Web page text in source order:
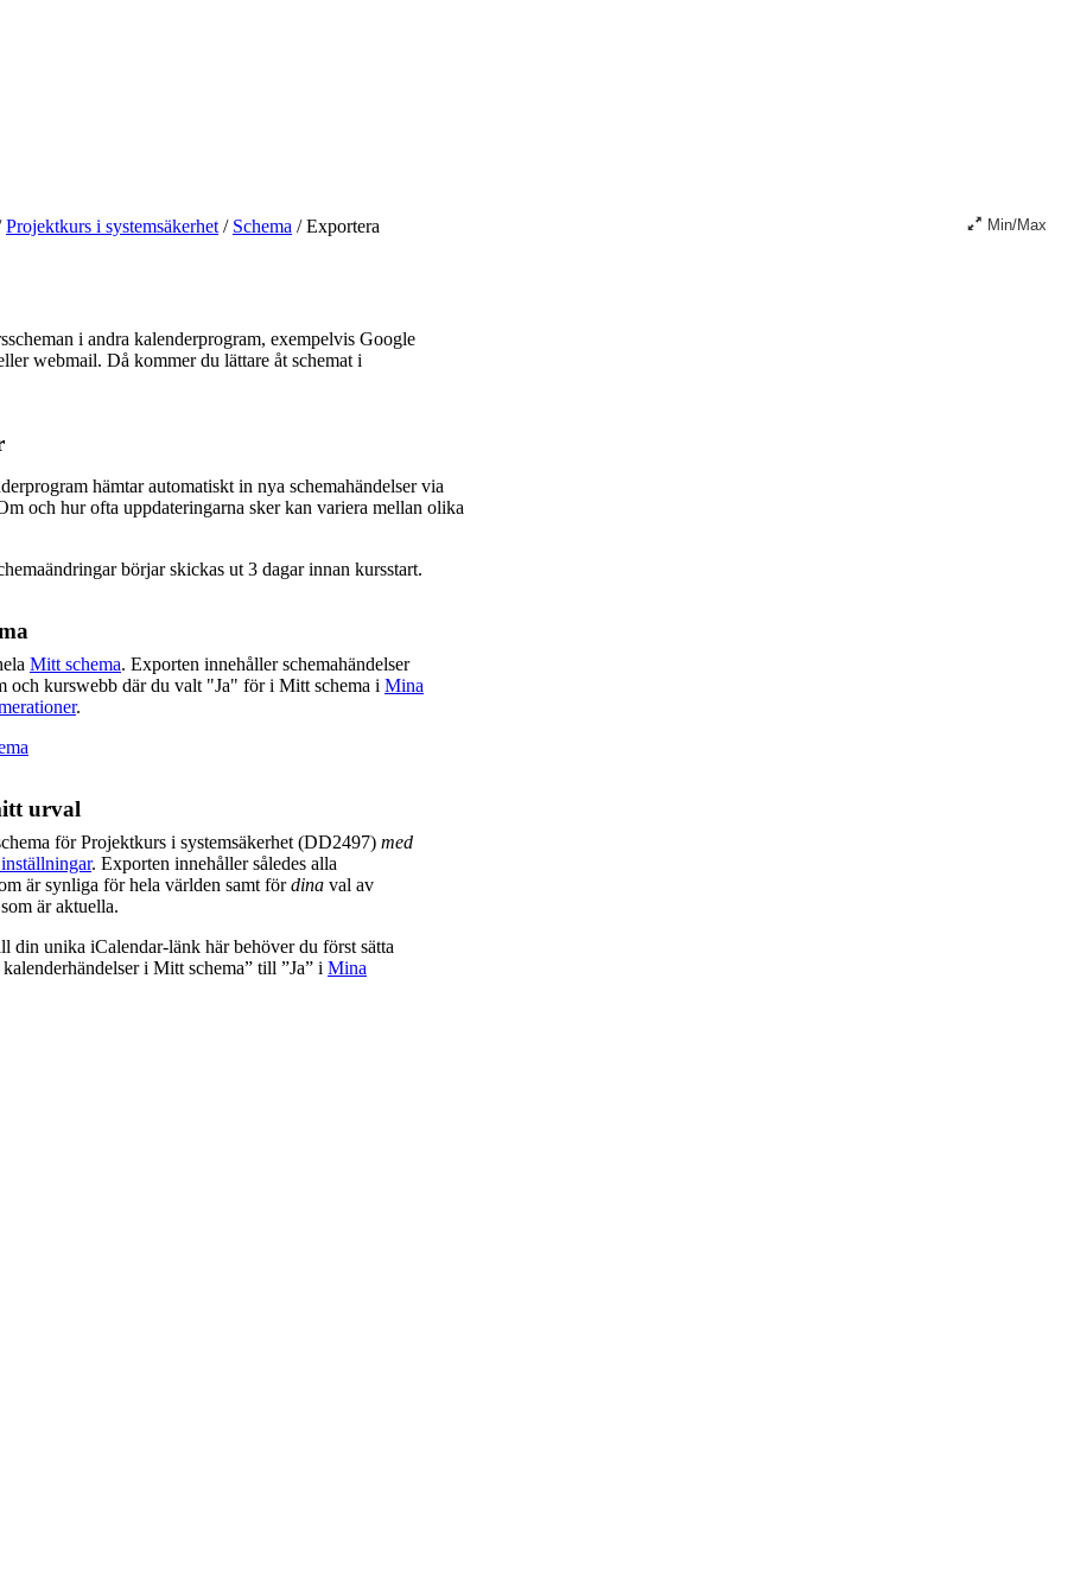
Projektkurs i systemsäkerhet / Schema /Exportera Min/Max
i andra kalenderprogram, exempelvis Google
webmail. Då kommer du lättare åt schemat i
hämtar automatiskt in nya schemahändelser via
och hur ofta uppdateringarna sker kan variera mellan olika
börjar skickas ut 3 dagar innan kursstart.
Mitt schema. Exporten innehåller schemahändelser
och kurswebb där du valt "Ja" för i Mitt schema i Mina
.
urval
för Projektkurs i systemsäkerhet (DD2497) med
. Exporten innehåller således alla
är synliga för hela världen samt fördina val av
är aktuella.
din unika iCalendar-länk här behöver du först sätta
i Mitt schema” till ”Ja” i Mina